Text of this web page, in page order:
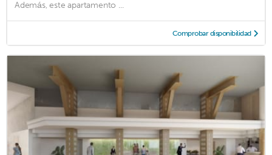
Además, este apartamento ...
Comprobar disponibilidad